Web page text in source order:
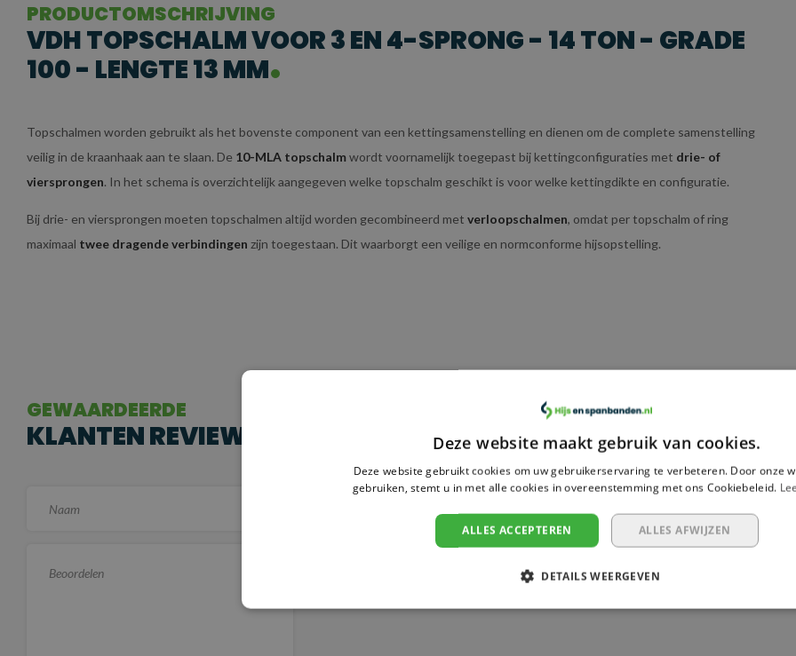
PRODUCTOMSCHRIJVING
VDH TOPSCHALM VOOR 3 EN 4-SPRONG - 14 TON - GRADE
100 - LENGTE 13 MM
Topschalmen worden gebruikt als het bovenste component van een kettingsamenstelling en dienen om de complete samenstelling
veilig in de kraanhaak aan te slaan. De 10-MLA topschalmwordt voornamelijk toegepast bij kettingconfiguraties met drie- of
viersprongen. In het schema is overzichtelijk aangegeven welke topschalm geschikt is voor welke kettingdikte en configuratie.
Bij drie- en viersprongen moeten topschalmen altijd worden gecombineerd met verloopschalmen, omdat per topschalm of ring
maximaal twee dragende verbindingen zijn toegestaan. Dit waarborgt een veilige en normconforme hijsopstelling.
GEWAARDEERDE
KLANTEN REVIEWS
Er zijn nog geen reviews geschreven over dit product.
Deze website maakt gebruik van cookies.
Deze website gebruikt cookies om uw gebruikerservaring te verbeteren. Door onze
gebruiken, stemt u in met alle cookies in overeenstemming met ons Cookiebeleid.
ALLES ACCEPTEREN ALLES AFWIJZEN
DETAILS WEERGEVEN